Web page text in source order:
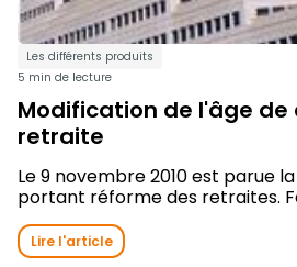
Les différents produits
5 min de lecture
Modification de l'âge
retraite
Le 9 novembre 2010 est parue la
portant réforme des retraites.
Lire l'article